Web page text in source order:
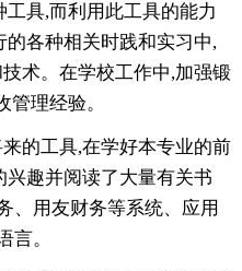
具,而利用此工具的能力
各种相关时践和实习中,
术。在学校工作中,加强锻
理经验。
的工具,在学好本专业的前
趣并阅读了大量有关书
、用友财务等系统、应用
言。